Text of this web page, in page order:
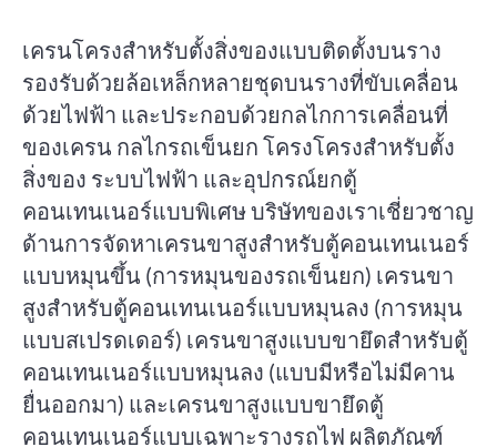
เครนโครงสำหรับตั้งสิ่งของแบบติดตั้งบนราง
รองรับด้วยล้อเหล็กหลายชุดบนรางที่ขับเคลื่อน
ด้วยไฟฟ้า และประกอบด้วยกลไกการเคลื่อนที่
ของเครน กลไกรถเข็นยก โครงโครงสำหรับตั้ง
สิ่งของ ระบบไฟฟ้า และอุปกรณ์ยกตู้
คอนเทนเนอร์แบบพิเศษ บริษัทของเราเชี่ยวชาญ
ด้านการจัดหาเครนขาสูงสำหรับตู้คอนเทนเนอร์
แบบหมุนขึ้น (การหมุนของรถเข็นยก) เครนขา
สูงสำหรับตู้คอนเทนเนอร์แบบหมุนลง (การหมุน
แบบสเปรดเดอร์) เครนขาสูงแบบขายึดสำหรับตู้
คอนเทนเนอร์แบบหมุนลง (แบบมีหรือไม่มีคาน
ยื่นออกมา) และเครนขาสูงแบบขายึดตู้
คอนเทนเนอร์แบบเฉพาะรางรถไฟ ผลิตภัณฑ์